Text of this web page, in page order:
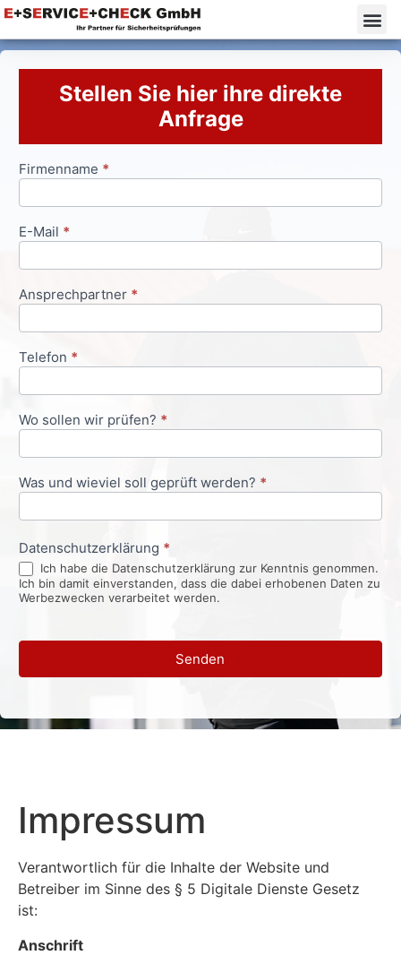
Stellen Sie hier ihre direkte
Anfrage
Anfrageformular
Firmenname *
E-Mail *
Ansprechpartner *
Telefon *
Wo sollen wir prüfen? *
Was und wieviel soll geprüft werden? *
Datenschutzerklärung *
Ich habe die Datenschutzerklärung zur Kenntnis genommen.
Ich bin damit einverstanden, dass die dabei erhobenen Daten zu
Werbezwecken verarbeitet werden.
Senden
Impressum
Verantwortlich für die Inhalte der Website und
Betreiber im Sinne des § 5 Digitale Dienste Gesetz
ist:
Anschrift